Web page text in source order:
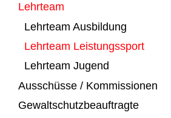
Lehrteam
Lehrteam Ausbildung
Lehrteam Leistungssport
Lehrteam Jugend
Ausschüsse / Kommissionen
Gewaltschutzbeauftragte